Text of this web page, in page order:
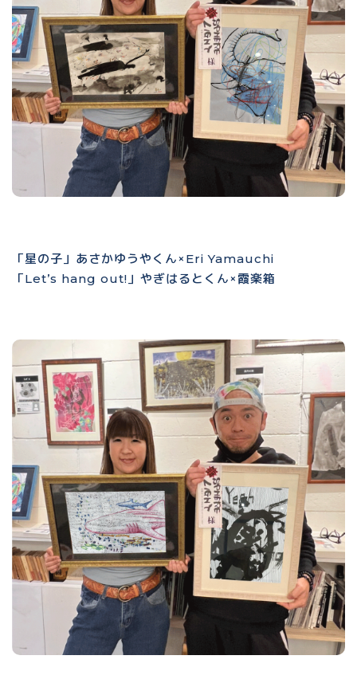
「星の子」あさかゆうやくん×Eri Yamauchi
「Let’s hang out!」やぎはるとくん×霞楽箱